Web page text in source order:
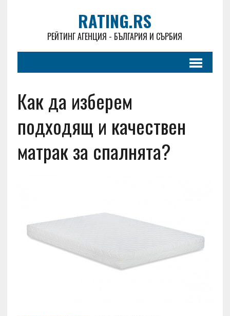
RATING.RS
РЕЙТИНГ АГЕНЦИЯ - БЪЛГАРИЯ И СЪРБИЯ
Как да изберем
подходящ и качествен
матрак за спалнята?